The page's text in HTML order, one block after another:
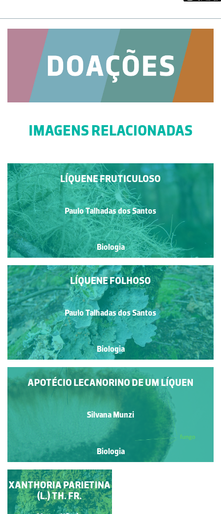
IMAGENS RELACIONADAS
LÍQUENE FRUTICULOSO
Paulo Talhadas dos Santos
Biologia
LÍQUENE FOLHOSO
Paulo Talhadas dos Santos
Biologia
APOTÉCIO LECANORINO DE UM LÍQUEN
Silvana Munzi
Biologia
EVERNIA PRUNASTRI
(L.) ACH.
XANTHORIA PARIETINA
(L.) TH. FR.